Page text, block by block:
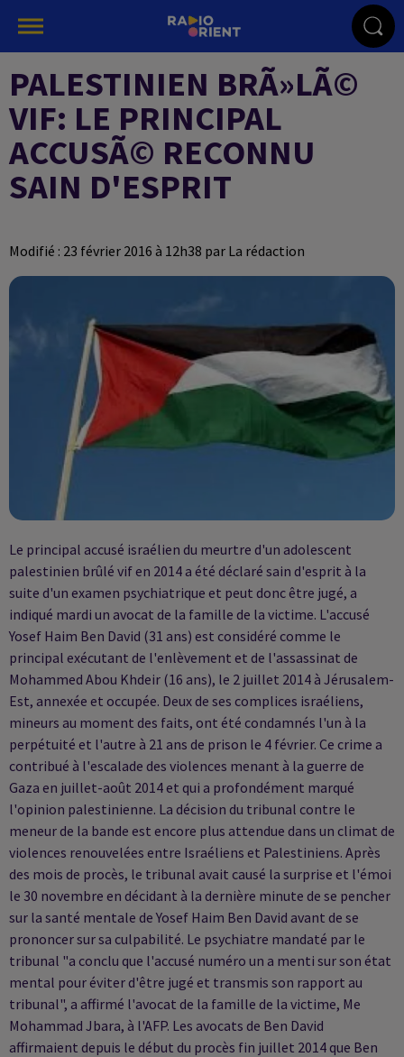
PALESTINIEN BRÃ»LÃ©
VIF: LE PRINCIPAL
ACCUSÃ© RECONNU
SAIN D'ESPRIT
Modifié : 23 février 2016 à 12h38 par La rédaction
Le principal accusé israélien du meurtre d'un adolescent
palestinien brûlé vif en 2014 a été déclaré sain d'esprit à la
suite d'un examen psychiatrique et peut donc être jugé, a
indiqué mardi un avocat de la famille de la victime. L'accusé
Yosef Haim Ben David (31 ans) est considéré comme le
principal exécutant de l'enlèvement et de l'assassinat de
Mohammed Abou Khdeir (16 ans), le 2 juillet 2014 à Jérusalem-
Est, annexée et occupée. Deux de ses complices israéliens,
mineurs au moment des faits, ont été condamnés l'un à la
perpétuité et l'autre à 21 ans de prison le 4 février. Ce crime a
contribué à l'escalade des violences menant à la guerre de
Gaza en juillet-août 2014 et qui a profondément marqué
l'opinion palestinienne. La décision du tribunal contre le
meneur de la bande est encore plus attendue dans un climat de
violences renouvelées entre Israéliens et Palestiniens. Après
des mois de procès, le tribunal avait causé la surprise et l'émoi
le 30 novembre en décidant à la dernière minute de se pencher
sur la santé mentale de Yosef Haim Ben David avant de se
prononcer sur sa culpabilité. Le psychiatre mandaté par le
tribunal "a conclu que l'accusé numéro un a menti sur son état
mental pour éviter d'être jugé et transmis son rapport au
tribunal", a affirmé l'avocat de la famille de la victime, Me
Mohammad Jbara, à l'AFP. Les avocats de Ben David
affirmaient depuis le début du procès fin juillet 2014 que Ben